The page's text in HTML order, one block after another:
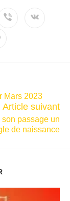
Mars 2023
Article suivant
son passage un
de naissance